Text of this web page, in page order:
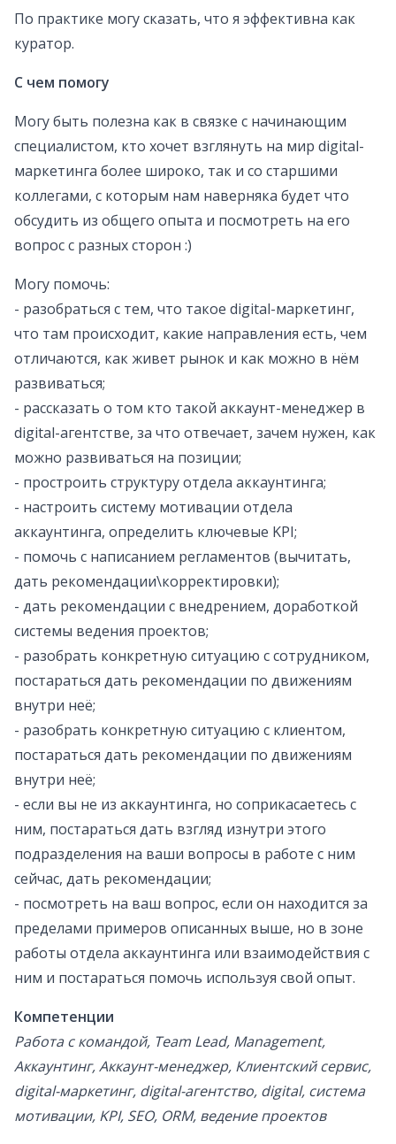
По практике могу сказать, что я эффективна как
куратор.
С чем помогу
Могу быть полезна как в связке с начинающим
специалистом, кто хочет взглянуть на мир digital-
маркетинга более широко, так и со старшими
коллегами, с которым нам наверняка будет что
обсудить из общего опыта и посмотреть на его
вопрос с разных сторон :)
Могу помочь:
- разобраться с тем, что такое digital-маркетинг,
что там происходит, какие направления есть, чем
отличаются, как живет рынок и как можно в нём
развиваться;
- рассказать о том кто такой аккаунт-менеджер в
digital-агентстве, за что отвечает, зачем нужен, как
можно развиваться на позиции;
- простроить структуру отдела аккаунтинга;
- настроить систему мотивации отдела
аккаунтинга, определить ключевые KPI;
- помочь с написанием регламентов (вычитать,
дать рекомендации\корректировки);
- дать рекомендации с внедрением, доработкой
системы ведения проектов;
- разобрать конкретную ситуацию с сотрудником,
постараться дать рекомендации по движениям
внутри неё;
- разобрать конкретную ситуацию с клиентом,
постараться дать рекомендации по движениям
внутри неё;
- если вы не из аккаунтинга, но соприкасаетесь с
ним, постараться дать взгляд изнутри этого
подразделения на ваши вопросы в работе с ним
сейчас, дать рекомендации;
- посмотреть на ваш вопрос, если он находится за
пределами примеров описанных выше, но в зоне
работы отдела аккаунтинга или взаимодействия с
ним и постараться помочь используя свой опыт.
Компетенции
Работа с командой, Team Lead, Management,
Аккаунтинг, Аккаунт-менеджер, Клиентский сервис,
digital-маркетинг, digital-агентство, digital, система
мотивации, KPI, SEO, ORM, ведение проектов